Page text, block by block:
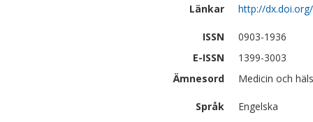
Länkar
http://
ISSN
0903-1936
E-ISSN
1399-3003
Ämnesord
Medicin och
Språk
Engelska